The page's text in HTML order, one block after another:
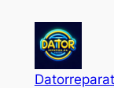
innehåll